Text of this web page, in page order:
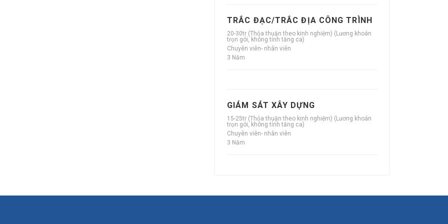
TRẮC ĐẠC/TRẮC ĐỊA CÔNG TRÌNH
20-30tr (Thỏa thuận theo kinh nghiệm) (Lương khoán
trọn gói, không tính tăng ca)
Chuyên viên- nhân viên
3 Năm
GIÁM SÁT XÂY DỰNG
15-25tr (Thỏa thuận theo kinh nghiệm) (Lương khoán
trọn gói, không tính tăng ca)
Chuyên viên- nhân viên
3 Năm